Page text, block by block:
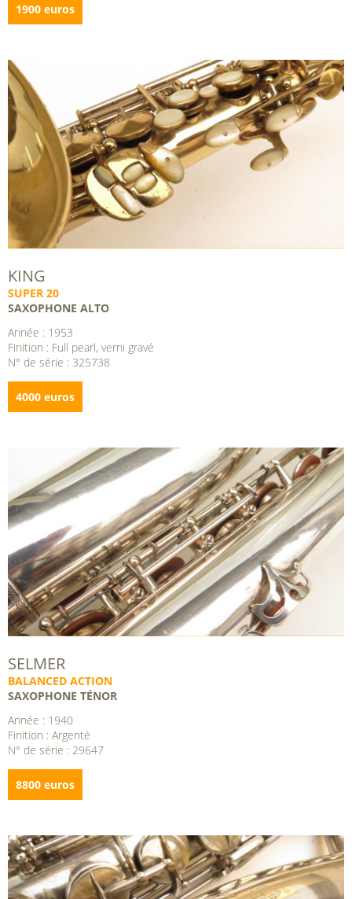
1900 euros
KING
SUPER 20
SAXOPHONE ALTO
Année : 1953
Finition : Full pearl, verni gravé
N° de série : 325738
4000 euros
SELMER
BALANCED ACTION
SAXOPHONE TÉNOR
Année : 1940
Finition : Argenté
N° de série : 29647
8800 euros